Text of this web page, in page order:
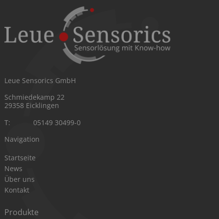
Leue Sensorics GmbH
Schmiedekamp 22
29358 Eicklingen
T:
05149 30499-0
Navigation
Navigation
Startseite
News
Über uns
Kontakt
Produkte